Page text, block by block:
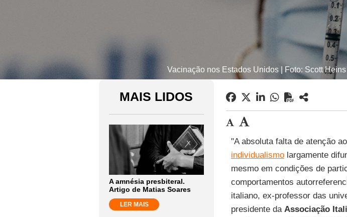
Vacinação nos Estados Unidos | Foto: Scott
MAIS LIDOS
A amnésia presbiteral.
Artigo de Matias Soares
LER MAIS
"A absoluta falta de atenção
individualismolargamente
mesmo em condições de
comportamentos
italiano, ex-professor das
presidente da Associação